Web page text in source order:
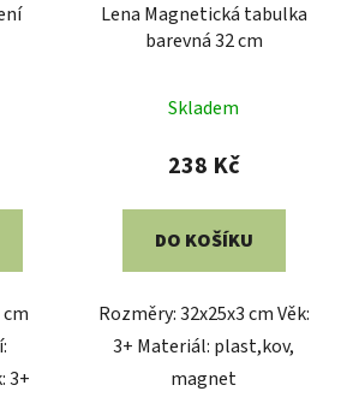
3+
Lena Magnetická tabulka
barevná 32 cm
Skladem
238 Kč
DO KOŠÍKU
Rozměry: 32x25x3 cm Věk:
3+ Materiál: plast,kov,
magnet